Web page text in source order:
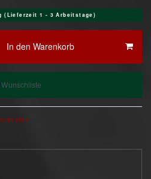
(Lieferzeit 1 - 3 Arbeitstage)
In den Warenkorb
Wunschliste